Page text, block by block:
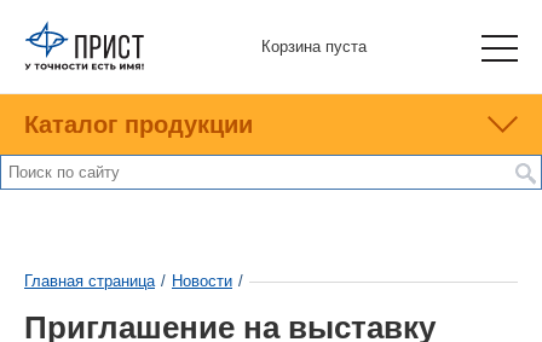
Корзина пуста
Каталог продукции
Главная страница / Новости /
Приглашение на выставку